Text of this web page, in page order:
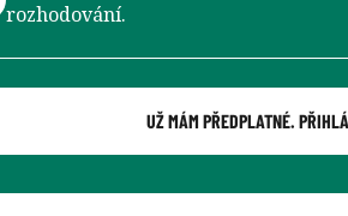
rozhodování.
UŽ MÁM PŘEDPLATNÉ.